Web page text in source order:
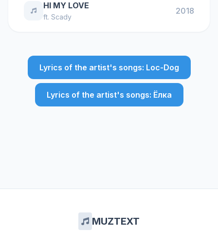
HI MY LOVE
ft. Scady
2018
Lyrics of the artist's songs: Loc-Dog
Lyrics of the artist's songs: Ёлка
MUZTEXT